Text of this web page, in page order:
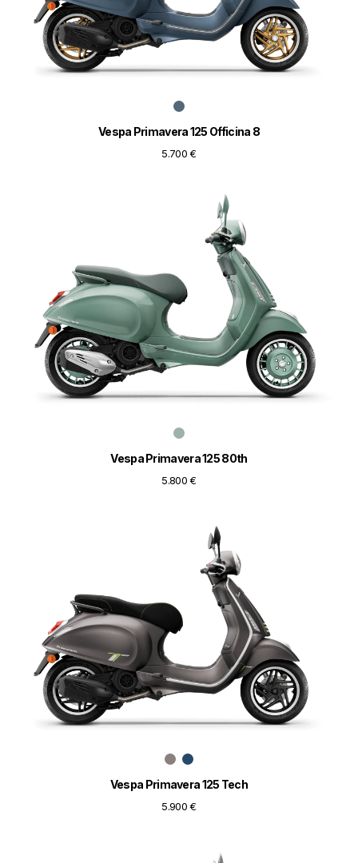
Vespa Primavera 125 Officina 8
5.700 €
Vespa Primavera 125 80th
5.800 €
Vespa Primavera 125 Tech
5.900 €